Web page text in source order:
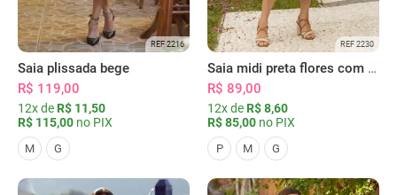
REF 2216
Saia plissada bege
R$ 119,00
12x de R$ 11,50
R$ 115,00 no PIX
M G
REF 2230
Saia midi preta flores com bolsos
R$ 89,00
12x de R$ 8,60
R$ 85,00 no PIX
P M G